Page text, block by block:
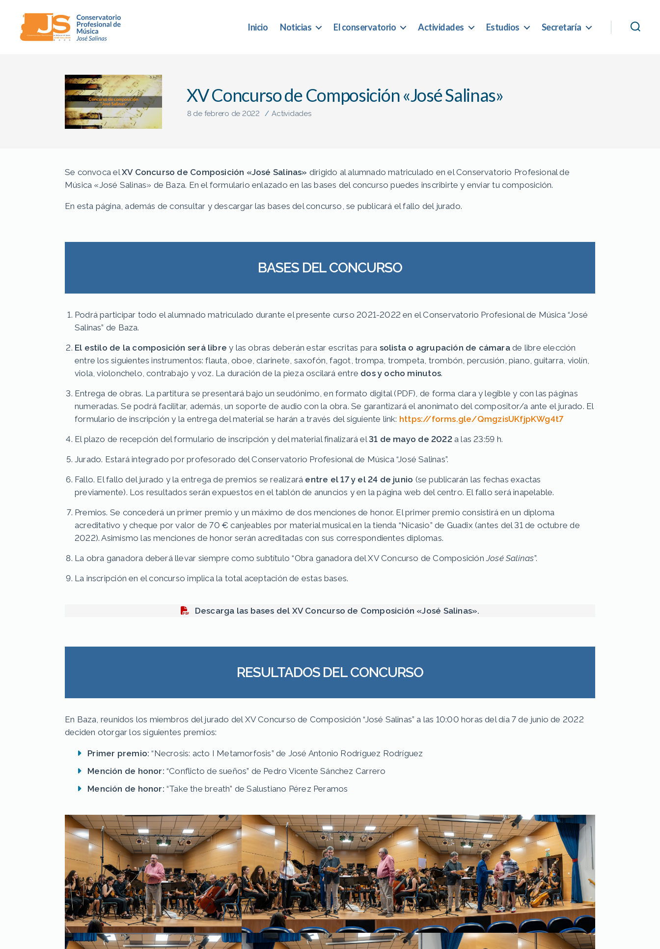
Inicio Noticias El conservatorio Actividades Estudios Secretaría
XV Concurso de Composición «José Salinas»
8 de febrero de 2022 / Actividades
Se convoca elXV Concurso de Composición «José Salinas» dirigido al alumnado matriculado en el Conservatorio Profesional de
Música «José Salinas» de Baza. En el formulario enlazado en las bases del concurso puedes inscribirte y enviar tu composición.
En esta página, además de consultar y descargar las bases del concurso, se publicará el fallo del jurado.
BASES DEL CONCURSO
Podrá participar todo el alumnado matriculado durante el presente curso 2021-2022 en el Conservatorio Profesional de Música “José
Salinas” de Baza.
El estilo de la composición será libre y las obras deberán estar escritas para solista o agrupación de cámarade libre elección
entre los siguientes instrumentos: flauta, oboe, clarinete, saxofón, fagot, trompa, trompeta, trombón, percusión, piano, guitarra, violín,
viola, violonchelo, contrabajo y voz. La duración de la pieza oscilará entre dos y ocho minutos.
Entrega de obras. La partitura se presentará bajo un seudónimo, en formato digital (PDF), de forma clara y legible y con las páginas
numeradas. Se podrá facilitar, además, un soporte de audio con la obra. Se garantizará el anonimato del compositor/a ante el jurado. El
formulario de inscripción y la entrega del material se harán a través del siguiente link: https://forms.gle/QmgzisUKfjpKWg4t7
El plazo de recepción del formulario de inscripción y del material finalizará el31 de mayo de 2022a las 23:59 h.
Jurado. Estará integrado por profesorado del Conservatorio Profesional de Música “José Salinas”.
Fallo. El fallo del jurado y la entrega de premios se realizará entre el 17 y el 24 de junio (se publicarán las fechas exactas
previamente). Los resultados serán expuestos en el tablón de anuncios y en la página web del centro. El fallo será inapelable.
Premios. Se concederá un primer premio y un máximo de dos menciones de honor. El primer premio consistirá en un diploma
acreditativo y cheque por valor de 70 € canjeables por material musical en la tienda “Nicasio” de Guadix (antes del 31 de octubre de
2022). Asimismo las menciones de honor serán acreditadas con sus correspondientes diplomas.
La obra ganadora deberá llevar siempre como subtítulo “Obra ganadora del XV Concurso de ComposiciónJosé Salinas”.
La inscripción en el concurso implica la total aceptación de estas bases.
Descarga las bases del XV Concurso de Composición «José Salinas».
RESULTADOS DEL CONCURSO
En Baza, reunidos los miembros del jurado del XV Concurso de Composición “José Salinas” a las 10:00 horas del día 7 de junio de 2022
deciden otorgar los siguientes premios:
Primer premio: “Necrosis: acto I Metamorfosis” de José Antonio Rodríguez Rodríguez
Mención de honor: “Conflicto de sueños” de Pedro Vicente Sánchez Carrero
Mención de honor: “Take the breath” de Salustiano Pérez Peramos